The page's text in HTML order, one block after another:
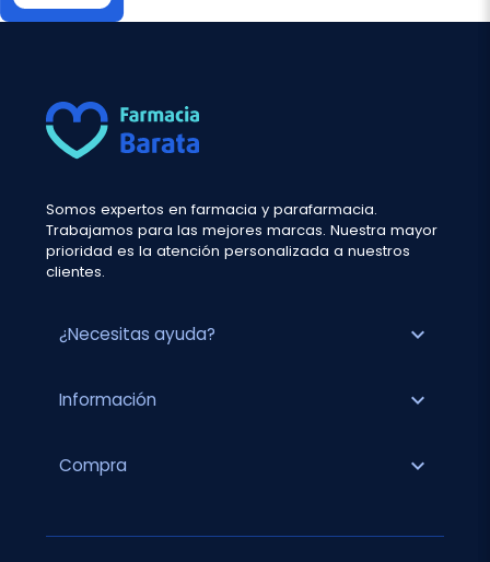
Somos expertos en farmacia y parafarmacia.
Trabajamos para las mejores marcas. Nuestra mayor
prioridad es la atención personalizada a nuestros
clientes.
¿Necesitas ayuda? expand_more
Información expand_more
Compra expand_more